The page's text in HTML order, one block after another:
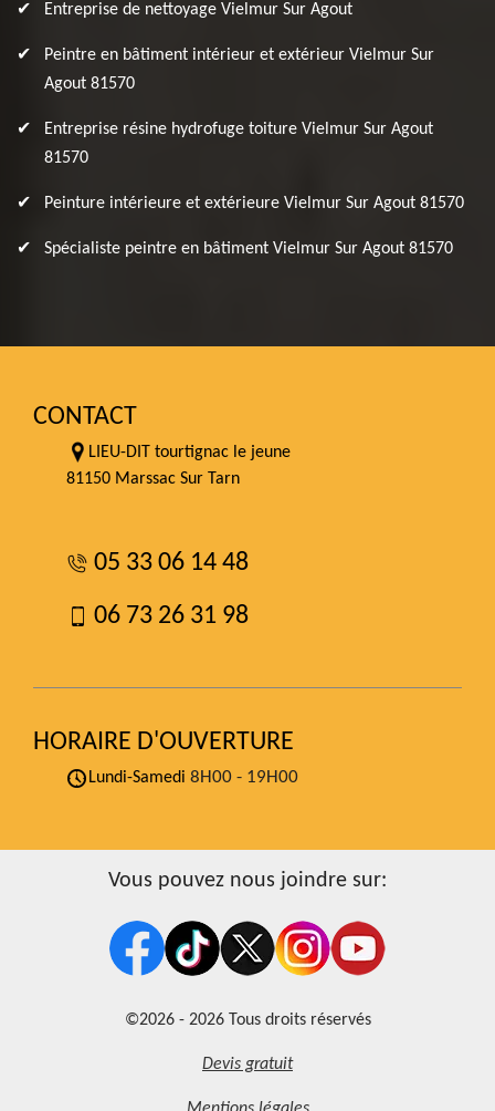
Entreprise de nettoyage Vielmur Sur Agout
Peintre en bâtiment intérieur et extérieur Vielmur Sur
Agout 81570
Entreprise résine hydrofuge toiture Vielmur Sur Agout
81570
Peinture intérieure et extérieure Vielmur Sur Agout 81570
Spécialiste peintre en bâtiment Vielmur Sur Agout 81570
CONTACT
LIEU-DIT tourtignac le jeune
81150 Marssac Sur Tarn
05 33 06 14 48
06 73 26 31 98
HORAIRE D'OUVERTURE
Lundi-Samedi 8H00 - 19H00
Vous pouvez nous joindre sur:
©2026 - 2026 Tous droits réservés
Devis gratuit